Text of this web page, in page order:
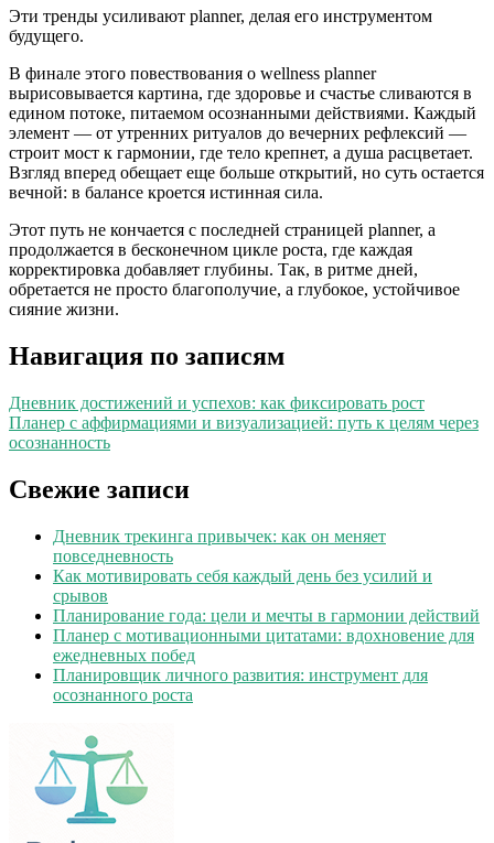
Эти тренды усиливают planner, делая его инструментом
будущего.
В финале этого повествования о wellness planner
вырисовывается картина, где здоровье и счастье сливаются в
едином потоке, питаемом осознанными действиями. Каждый
элемент — от утренних ритуалов до вечерних рефлексий —
строит мост к гармонии, где тело крепнет, а душа расцветает.
Взгляд вперед обещает еще больше открытий, но суть остается
вечной: в балансе кроется истинная сила.
Этот путь не кончается с последней страницей planner, а
продолжается в бесконечном цикле роста, где каждая
корректировка добавляет глубины. Так, в ритме дней,
обретается не просто благополучие, а глубокое, устойчивое
сияние жизни.
Навигация по записям
Дневник достижений и успехов: как фиксировать рост
Планер с аффирмациями и визуализацией: путь к целям через
осознанность
Свежие записи
Дневник трекинга привычек: как он меняет
повседневность
Как мотивировать себя каждый день без усилий и
срывов
Планирование года: цели и мечты в гармонии действий
Планер с мотивационными цитатами: вдохновение для
ежедневных побед
Планировщик личного развития: инструмент для
осознанного роста